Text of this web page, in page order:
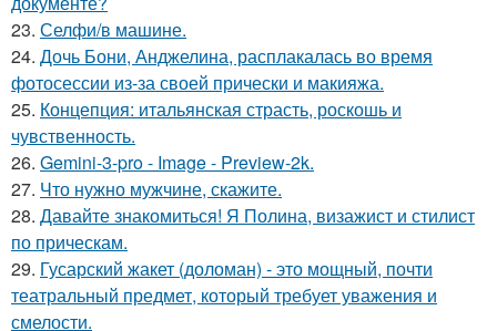
23. Селфи/в машине.
24. Дочь Бони, Анджелина, расплакалась во время
фотосессии из-за своей прически и макияжа.
25. Концепция: итальянская страсть, роскошь и
чувственность.
26. Gemini-3-pro - Image - Preview-2k.
27. Что нужно мужчине, скажите.
28. Давайте знакомиться! Я Полина, визажист и стилист
по прическам.
29. Гусарский жакет (доломан) - это мощный, почти
театральный предмет, который требует уважения и
смелости.